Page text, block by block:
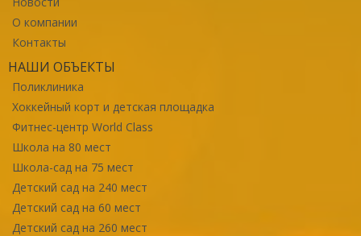
О компании
Контакты
НАШИ ОБЪЕКТЫ
Поликлиника
Хоккейный корт и детская площадка
Фитнес-центр World Class
Школа на 80 мест
Школа-сад на 75 мест
Детский сад на 240 мест
Детский сад на 60 мест
Детский сад на 260 мест